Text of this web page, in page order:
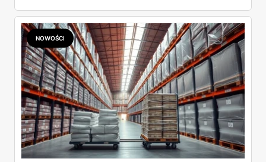
prawie 140 zł za kilogram, ale lody do mrożenia i rurki
waflowe bronią się nawet bez rabatu.
NOWOŚCI